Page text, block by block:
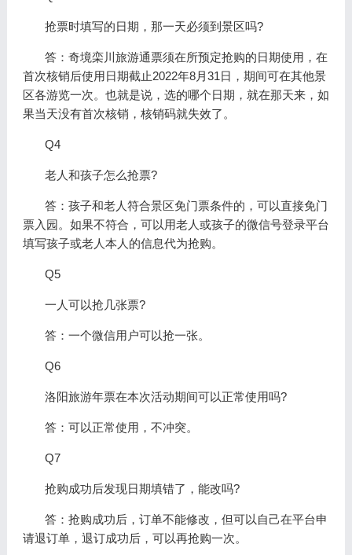
抢票时填写的日期，那一天必须到景区吗?
答：奇境栾川旅游通票须在所预定抢购的日期使用，在
首次核销后使用日期截止2022年8月31日，期间可在其他景
区各游览一次。也就是说，选的哪个日期，就在那天来，如
果当天没有首次核销，核销码就失效了。
Q4
老人和孩子怎么抢票?
答：孩子和老人符合景区免门票条件的，可以直接免门
票入园。如果不符合，可以用老人或孩子的微信号登录平台
填写孩子或老人本人的信息代为抢购。
Q5
一人可以抢几张票?
答：一个微信用户可以抢一张。
Q6
洛阳旅游年票在本次活动期间可以正常使用吗?
答：可以正常使用，不冲突。
Q7
抢购成功后发现日期填错了，能改吗?
答：抢购成功后，订单不能修改，但可以自己在平台申
请退订单，退订成功后，可以再抢购一次。